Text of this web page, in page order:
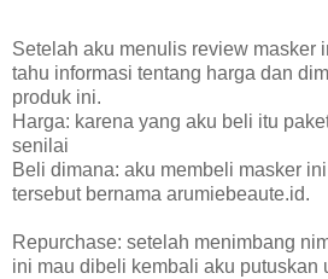
Setelah aku menulis review masker
tahu informasi tentang harga dan
produk ini.
Harga: karena yang aku beli itu
senilai
Beli dimana: aku membeli masker
tersebut bernama arumiebeaute.id.
Repurchase: setelah menimbang
ini mau dibeli kembali aku putuskan